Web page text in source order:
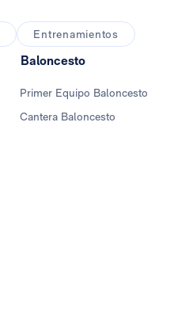
Entrenamientos
Baloncesto
Primer Equipo Baloncesto
Cantera Baloncesto